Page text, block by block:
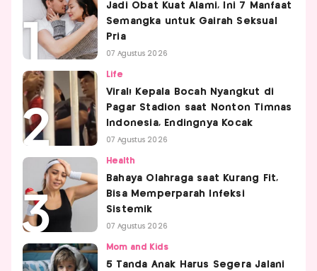
Jadi Obat Kuat Alami, Ini 7 Manfaat
Semangka untuk Gairah Seksual
Pria
07 Agustus 2026
Life
Viral! Kepala Bocah Nyangkut di
Pagar Stadion saat Nonton Timnas
Indonesia, Endingnya Kocak
07 Agustus 2026
Health
Bahaya Olahraga saat Kurang Fit,
Bisa Memperparah Infeksi
Sistemik
07 Agustus 2026
Mom and Kids
5 Tanda Anak Harus Segera Jalani